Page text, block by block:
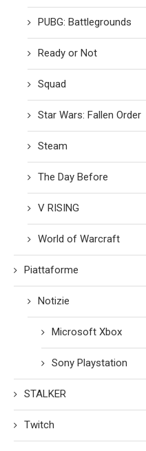
PUBG: Battlegrounds
Ready or Not
Squad
Star Wars: Fallen Order
Steam
The Day Before
V RISING
World of Warcraft
Piattaforme
Notizie
Microsoft Xbox
Sony Playstation
STALKER
Twitch